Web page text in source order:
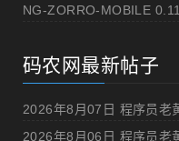
码农网最新帖子